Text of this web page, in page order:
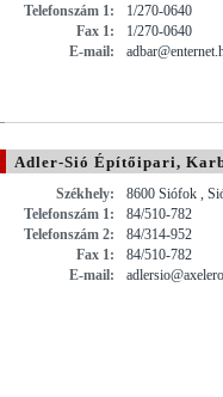
Telefonszám 1:
1/270-0640
Fax 1:
1/270-0640
E-mail:
Adler-Sió Építőipari,
Székhely:
8600 Siófok ,
Telefonszám 1:
84/510-782
Telefonszám 2:
84/314-952
Fax 1:
84/510-782
E-mail: